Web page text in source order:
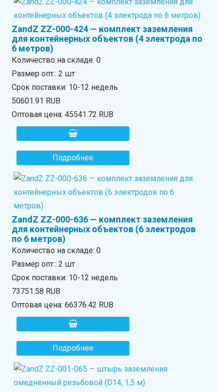
ZandZ ZZ-000-424 — комплект заземления
для контейнерных объектов (4 электрода по
6 метров)
Количество на складе:0
Размер опт.: 2 шт
Срок поставки: 10-12 недель
50601.91 RUB
Оптовая цена:45541.72 RUB
Подробнее
ZandZ ZZ-000-636 — комплект заземления
для контейнерных объектов (6 электродов
по 6 метров)
Количество на складе:0
Размер опт.: 2 шт
Срок поставки: 10-12 недель
73751.58 RUB
Оптовая цена:66376.42 RUB
Подробнее